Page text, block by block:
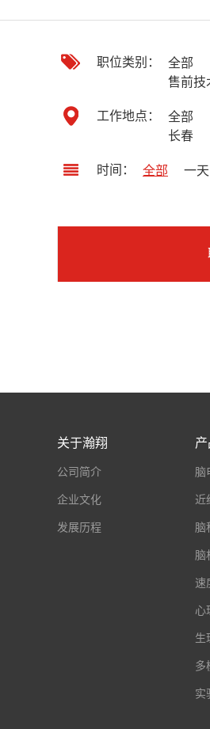
职位类别： 全部
售前技
工作地点： 全部
长春
时间： 全部 一
关于瀚翔
公司简介
企业文化
发展历程
脑
近
脑
脑
速
心
生
多
实